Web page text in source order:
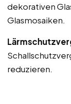
dekorativen
Glasmosaiken.
reduzieren.